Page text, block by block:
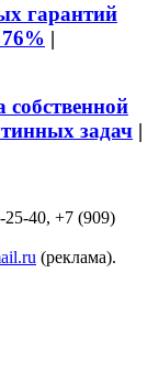
гарантий
76% |
задач |
40, +7 (909)
(реклама).